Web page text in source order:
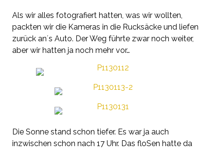
Als wir alles fotografiert hatten, was wir wollten,
packten wir die Kameras in die Rucksäcke und liefen
zurück an´s Auto. Der Weg führte zwar noch weiter,
aber wir hatten ja noch mehr vor…
Die Sonne stand schon tiefer. Es war ja auch
inzwischen schon nach 17 Uhr. Das floSen hatte da